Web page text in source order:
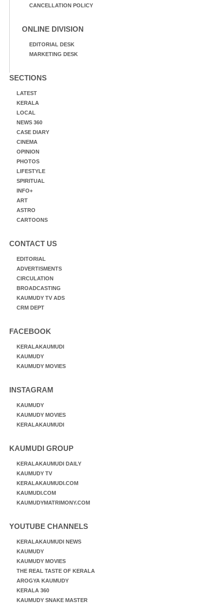
CANCELLATION POLICY
ONLINE DIVISION
EDITORIAL DESK
MARKETING DESK
SECTIONS
LATEST
KERALA
LOCAL
NEWS 360
CASE DIARY
CINEMA
OPINION
PHOTOS
LIFESTYLE
SPIRITUAL
INFO+
ART
ASTRO
CARTOONS
CONTACT US
EDITORIAL
ADVERTISMENTS
CIRCULATION
BROADCASTING
KAUMUDY TV ADS
CRM DEPT
FACEBOOK
KERALAKAUMUDI
KAUMUDY
KAUMUDY MOVIES
INSTAGRAM
KAUMUDY
KAUMUDY MOVIES
KERALAKAUMUDI
KAUMUDI GROUP
KERALAKAUMUDI DAILY
KAUMUDY TV
KERALAKAUMUDI.COM
KAUMUDI.COM
KAUMUDYMATRIMONY.COM
YOUTUBE CHANNELS
KERALAKAUMUDI NEWS
KAUMUDY
KAUMUDY MOVIES
THE REAL TASTE OF KERALA
AROGYA KAUMUDY
KERALA 360
KAUMUDY SNAKE MASTER